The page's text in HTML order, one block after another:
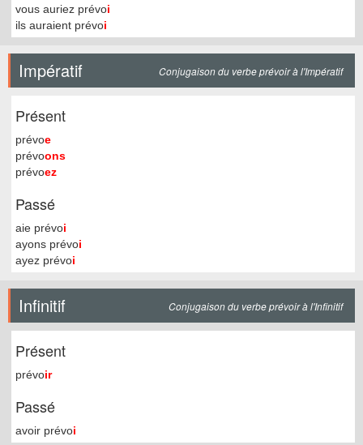
vous auriez prévoi
ils auraient prévoi
Impératif Conjugaison du verbe prévoir à l'Impératif
Présent
prévoe
prévoons
prévoez
Passé
aie prévoi
ayons prévoi
ayez prévoi
Infinitif Conjugaison du verbe prévoir à l'Infinitif
Présent
prévoir
Passé
avoir prévoi